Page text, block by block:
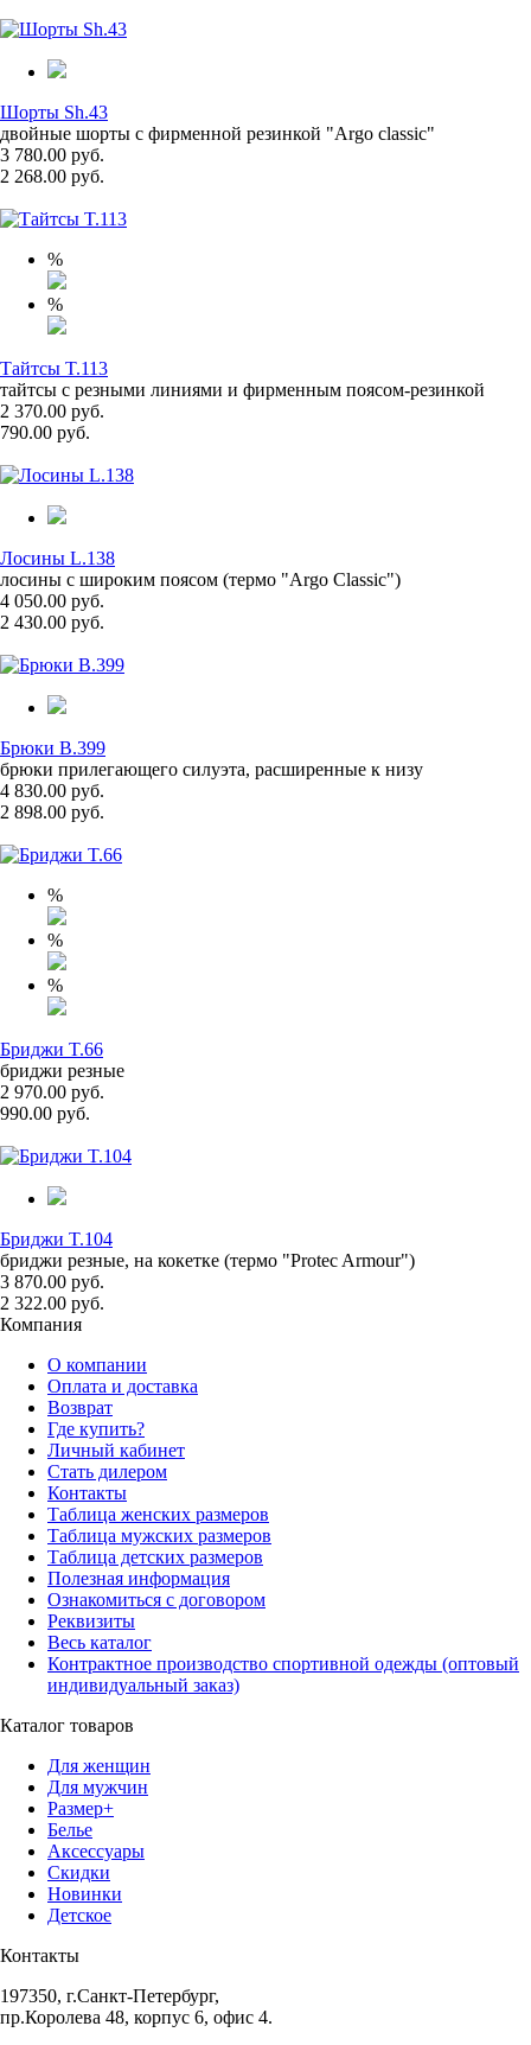
Шорты Sh.43
двойные шорты с фирменной резинкой "Argo classic"
3 780.00 руб.
2 268.00 руб.
%
%
Тайтсы T.113
тайтсы с резными линиями и фирменным поясом-резинкой
2 370.00 руб.
790.00 руб.
Лосины L.138
лосины с широким поясом (термо "Argo Classic")
4 050.00 руб.
2 430.00 руб.
Брюки B.399
брюки прилегающего силуэта, расширенные к низу
4 830.00 руб.
2 898.00 руб.
%
%
%
Бриджи T.66
бриджи резные
2 970.00 руб.
990.00 руб.
Бриджи T.104
бриджи резные, на кокетке (термо "Protec Armour")
3 870.00 руб.
2 322.00 руб.
Компания
О компании
Оплата и доставка
Возврат
Где купить?
Личный кабинет
Стать дилером
Контакты
Таблица женских размеров
Таблица мужских размеров
Таблица детских размеров
Полезная информация
Ознакомиться с договором
Реквизиты
Весь каталог
Контрактное производство спортивной одежды (оптовый
индивидуальный заказ)
Каталог товаров
Для женщин
Для мужчин
Размер+
Белье
Аксессуары
Скидки
Новинки
Детское
Контакты
197350, г.Санкт-Петербург,
пр.Королева 48, корпус 6, офис 4.